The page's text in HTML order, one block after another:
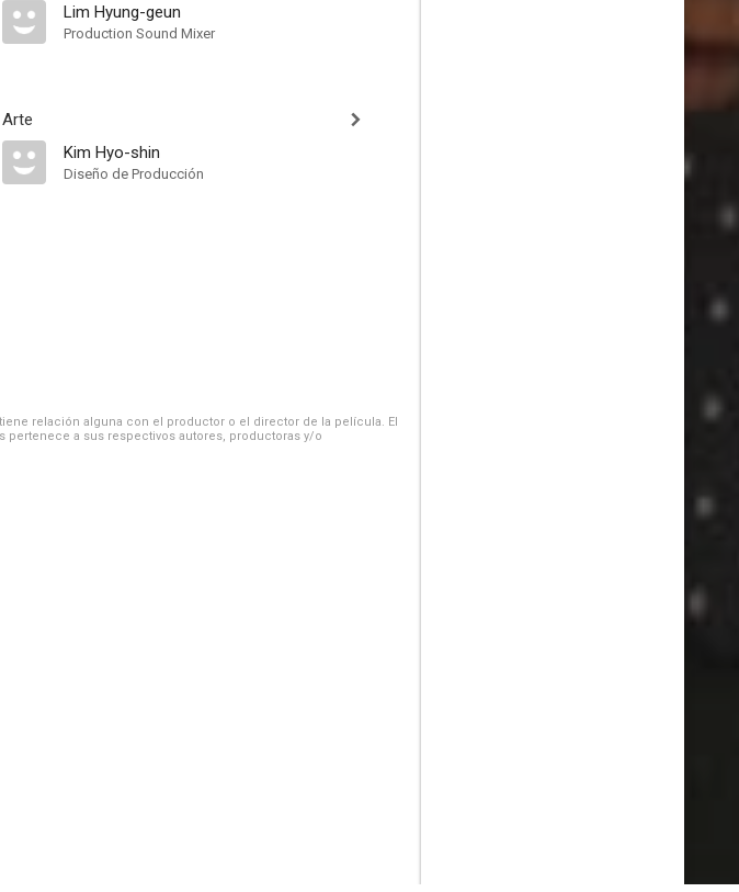
Lim Hyung-geun
Production Sound Mixer
Arte
Kim Hyo-shin
Diseño de Producción
relación alguna con el productor o el director de la película. El
pertenece a sus respectivos autores, productoras y/o